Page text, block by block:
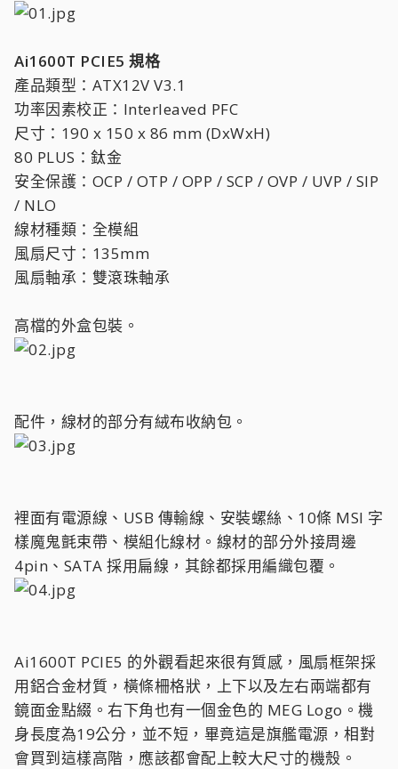
Ai1600T PCIE5 規格
產品類型：ATX12V V3.1
功率因素校正：Interleaved PFC
尺寸：190 x 150 x 86 mm (DxWxH)
80 PLUS：鈦金
安全保護：OCP / OTP / OPP / SCP / OVP / UVP / SIP
/ NLO
線材種類：全模組
風扇尺寸：135mm
風扇軸承：雙滾珠軸承
高檔的外盒包裝。
配件，線材的部分有絨布收納包。
裡面有電源線、USB 傳輸線、安裝螺絲、10條 MSI 字
樣魔鬼氈束帶、模組化線材。線材的部分外接周邊
4pin、SATA 採用扁線，其餘都採用編織包覆。
Ai1600T PCIE5 的外觀看起來很有質感，風扇框架採
用鋁合金材質，橫條柵格狀，上下以及左右兩端都有
鏡面金點綴。右下角也有一個金色的 MEG Logo。機
身長度為19公分，並不短，畢竟這是旗艦電源，相對
會買到這樣高階，應該都會配上較大尺寸的機殼。